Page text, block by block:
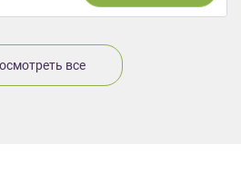
все